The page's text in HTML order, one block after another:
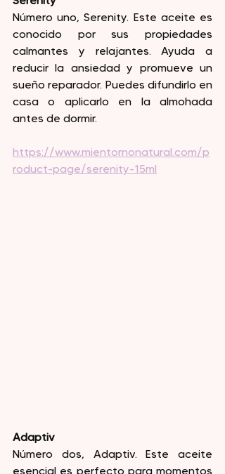
Número uno, Serenity. Este aceite es
conocido por sus propiedades
calmantes y relajantes. Ayuda a
reducir la ansiedad y promueve un
sueño reparador. Puedes difundirlo en
casa o aplicarlo en la almohada
antes de dormir.
https://www.mientornonatural.com/p
roduct-page/serenity-15ml
Adaptiv
Número dos, Adaptiv. Este aceite
esencial es perfecto para momentos